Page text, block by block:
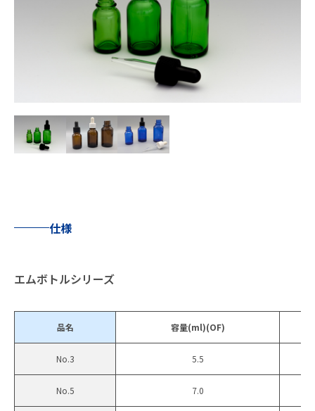
仕様
エムボトルシリーズ
品名 容量(ml)(OF)
No.3 5.5
No.5 7.0